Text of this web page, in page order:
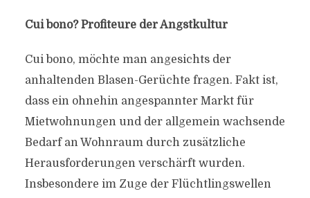
Cui bono? Profiteure der Angstkultur
Cui bono, möchte man angesichts der
anhaltenden Blasen-Gerüchte fragen. Fakt ist,
dass ein ohnehin angespannter Markt für
Mietwohnungen und der allgemein wachsende
Bedarf an Wohnraum durch zusätzliche
Herausforderungen verschärft wurden.
Insbesondere im Zuge der Flüchtlingswellen